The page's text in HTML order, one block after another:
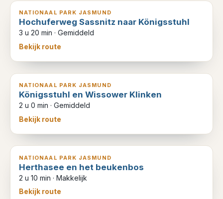
NATIONAAL PARK JASMUND
Hochuferweg Sassnitz naar Königsstuhl
3 u 20 min · Gemiddeld
Bekijk route
6km
NATIONAAL PARK JASMUND
Königsstuhl en Wissower Klinken
2 u 0 min · Gemiddeld
Bekijk route
7km
NATIONAAL PARK JASMUND
Herthasee en het beukenbos
2 u 10 min · Makkelijk
Bekijk route